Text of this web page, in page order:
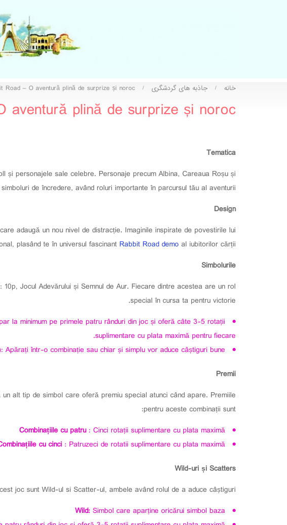
خانه / جاذبه های گردشگری /
Road – O aventură plină de surprize și noroc!
aventură plină de surprize și noroc!
Tematica
și personajele sale celebre. Personaje precum Albina, Careaua Roșu și
de încredere, având roluri importante în parcursul tău al aventurii.
Design
adaugă un nou nivel de distracție. Imaginile inspirate de povestirile lui
plasând te în universul fascinant Rabbit Road demoal iubitorilor cărții.
Simbolurile
Jocul Adevărului și Semnul de Aur. Fiecare dintre acestea are un rol
special în cursa ta pentru victorie.
la minimum pe primele patru rânduri din joc și oferă câte 3-5 rotații
suplimentare cu plata maximă pentru fiecare.
Apărați într-o combinație sau chiar și simplu vor aduce câștiguri bune.
Premii
alt tip de simbol care oferă premiu special atunci când apare. Premiile
pentru aceste combinații sunt:
Combinațiile cu patru: Cinci rotații suplimentare cu plata maximă
cu cinci : Patruzeci de rotatii suplimentare cu plata maximă
Wild-uri și Scatters
joc sunt Wild-ul si Scatter-ul, ambele având rolul de a aduce câștiguri.
Wild:Simbol care aparține oricărui simbol baza